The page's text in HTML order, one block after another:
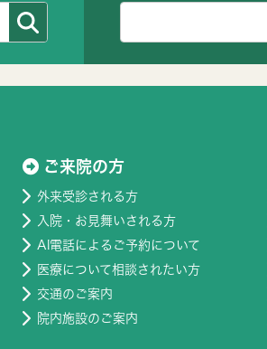
ご来院の方
外来受診される方
入院・お見舞いされる方
AI電話によるご予約について
医療について相談されたい方
交通のご案内
院内施設のご案内